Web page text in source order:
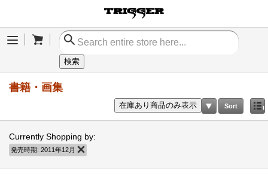
Menu
検索
書籍・画集
Sort
在庫あり商品のみ表示
Currently Shopping by:
発売時期: 2011年12月